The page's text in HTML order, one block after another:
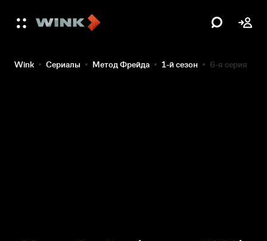
Wink Сериалы Метод Фрейда 1-й сезон 6-я серия